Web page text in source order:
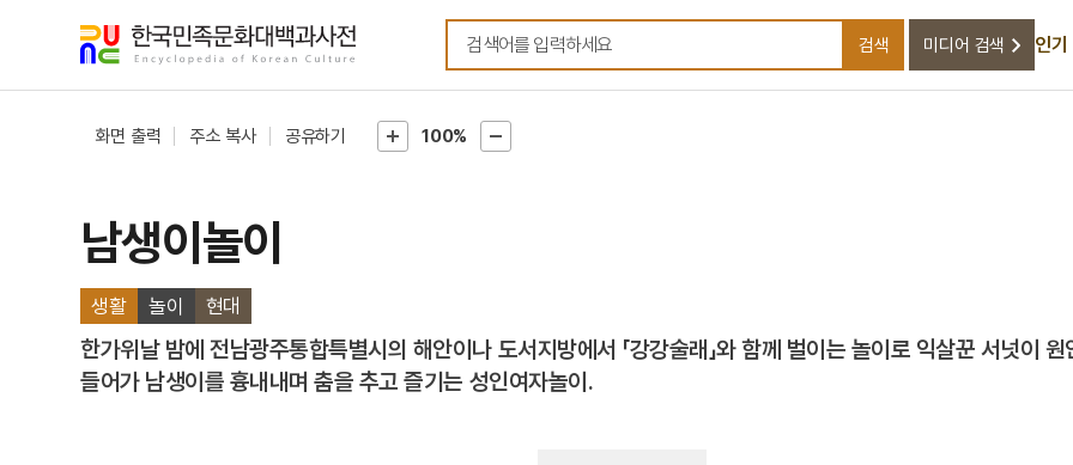
검색어를 입력하세요
검색 미디어 검색 인기
화면 출력 주소 복사 공유하기 100%
남생이놀이
생활 놀이 현대
한가위날 밤에 전남광주통합특별시의 해안이나 도서지방에서 「강강술래」와 함께 벌이는 놀이로 익살꾼 서넛이 원
들어가 남생이를 흉내내며 춤을 추고 즐기는 성인여자놀이.